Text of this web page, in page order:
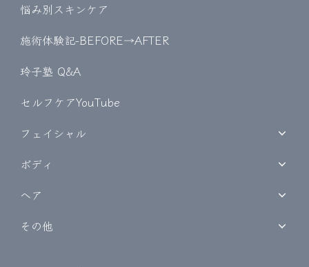
悩み別スキンケア
施術体験記-BEFORE→AFTER
玲子塾 Q&A
セルフケアYouTube
フェイシャル
ボディ
ヘア
その他